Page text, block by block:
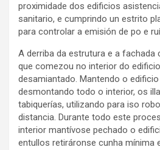
proximidade dos edificios
sanitario, e cumprindo un estrito
para controlar a emisión de po e
A derriba da estrutura e a fachada
que comezou no interior do
desamiantado. Mantendo o
desmontando todo o interior, os
tabiquerías, utilizando para iso
distancia. Durante todo este
interior mantívose pechado o
entullos retiráronse cunha mínima